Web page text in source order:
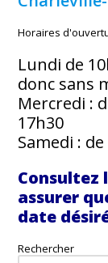
Horaires
Lundi de
donc sans
Mercredi :
17h30
Samedi :
Consultez
assurer
date
Rechercher